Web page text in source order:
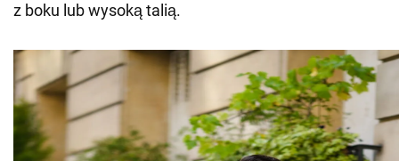
z boku lub wysoką talią.